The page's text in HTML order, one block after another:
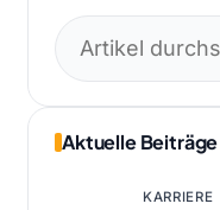
Aktuelle Beiträge
KARRIERE